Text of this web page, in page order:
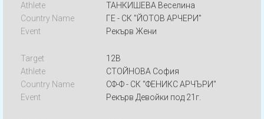
ТАНКИШЕВА Веселина
ГЕ - СК "ЙОТОВ АРЧЕРИ"
Рекърв Жени
12B
СТОЙНОВА София
СФ-Ф - СК "ФЕНИКС АРЧЪРИ"
Рекърв Девойки под 21г.